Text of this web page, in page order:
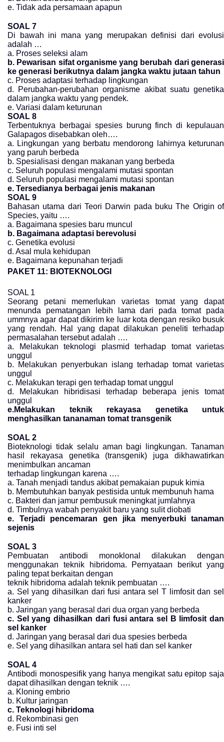
e. Tidak ada persamaan apapun
SOAL 7
Di bawah ini mana yang merupakan definisi dari evolusi
adalah …
a. Proses seleksi alam
b. Pewarisan sifat organisme yang berubah dari generasi
ke generasi berikutnya dalam jangka waktu jutaan tahun
c. Proses adaptasi terhadap lingkungan
d. Perubahan-perubahan organisme akibat suatu genetika
dalam jangka waktu yang pendek.
e. Variasi dalam keturunan
SOAL 8
Terbentuknya berbagai spesies burung finch di kepulauan
Galapagos disebabkan oleh….
a. Lingkungan yang berbatu mendorong lahirnya keturunan
yang paruh berbeda
b. Spesialisasi dengan makanan yang berbeda
c. Seluruh populasi mengalami mutasi spontan
d. Seluruh populasi mengalami mutasi spontan
e. Tersedianya berbagai jenis makanan
SOAL 9
Bahasan utama dari Teori Darwin pada buku The Origin of
Species, yaitu ….
a. Bagaimana spesies baru muncul
b. Bagaimana adaptasi berevolusi
c. Genetika evolusi
d. Asal mula kehidupan
e. Bagaimana kepunahan terjadi
PAKET 11: BIOTEKNOLOGI
SOAL 1
Seorang petani memerlukan varietas tomat yang dapat
menunda pematangan lebih lama dari pada tomat pada
ummnya agar dapat dikirim ke luar kota dengan resiko busuk
yang rendah. Hal yang dapat dilakukan peneliti terhadap
permasalahan tersebut adalah ….
a. Melakukan teknologi plasmid terhadap tomat varietas
unggul
b. Melakukan penyerbukan islang terhadap tomat varietas
unggul
c. Melakukan terapi gen terhadap tomat unggul
d. Melakukan hibridisasi terhadap beberapa jenis tomat
unggul
e.Melakukan teknik rekayasa genetika untuk
menghasilkan tananaman tomat transgenik
SOAL 2
Bioteknologi tidak selalu aman bagi lingkungan. Tanaman
hasil rekayasa genetika (transgenik) juga dikhawatirkan
menimbulkan ancaman
terhadap lingkungan karena ….
a. Tanah menjadi tandus akibat pemakaian pupuk kimia
b. Membutuhkan banyak pestisida untuk membunuh hama
c. Bakteri dan jamur pembusuk meningkat jumlahnya
d. Timbulnya wabah penyakit baru yang sulit diobati
e. Terjadi pencemaran gen jika menyerbuki tanaman
sejenis
SOAL 3
Pembuatan antibodi monoklonal dilakukan dengan
menggunakan teknik hibridoma. Pernyataan berikut yang
paling tepat berkaitan dengan
teknik hibridoma adalah teknik pembuatan ….
a. Sel yang dihasilkan dari fusi antara sel T limfosit dan sel
kanker
b. Jaringan yang berasal dari dua organ yang berbeda
c. Sel yang dihasilkan dari fusi antara sel B limfosit dan
sel kanker
d. Jaringan yang berasal dari dua spesies berbeda
e. Sel yang dihasilkan antara sel hati dan sel kanker
SOAL 4
Antibodi monospesifik yang hanya mengikat satu epitop saja
dapat dihasilkan dengan teknik ….
a. Kloning embrio
b. Kultur jaringan
c. Teknologi hibridoma
d. Rekombinasi gen
e. Fusi inti sel